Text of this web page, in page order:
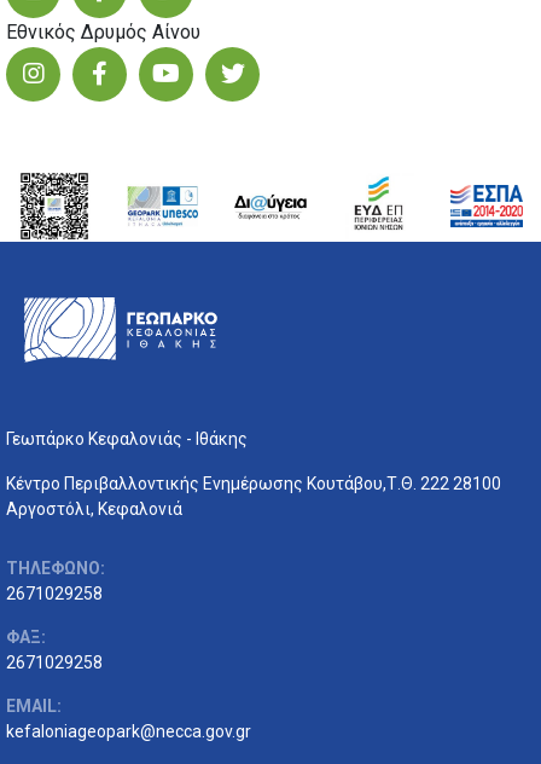
Εθνικός Δρυμός Αίνου
Γεωπάρκο Κεφαλονιάς - Ιθάκης
Κέντρο Περιβαλλοντικής Ενημέρωσης Κουτάβου,Τ.Θ. 222 28100
Αργοστόλι, Κεφαλονιά
ΤΗΛΕΦΩΝΟ:
2671029258
ΦΑΞ:
2671029258
EMAIL:
kefaloniageopark@necca.gov.gr